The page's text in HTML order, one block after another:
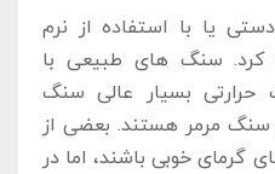
یا با استفاده از نرم
کرد. سنگ‌ های طبیعی با
حرارتی بسیار عالی سنگ
سنگ مرمر هستند. بعضی از
گرمای خوبی باشند، اما در